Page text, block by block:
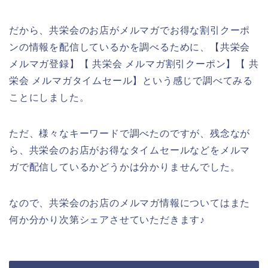
だから、共栄会のお店がメルマガでお得な割引クーポ
ンの情報を配信しているかを調べるために、【共栄会
メルマガ登録】【 共栄会 メルマガ割引クーポン】【 共
栄会 メルマガタイムセール】という感じで調べてみる
ことにしました。
ただ、様々なキーワードで調べたのですが、残念なが
ら、共栄会のお店がお得なタイムセールなどをメルマ
ガで配信しているかどうかは分かりませんでした。
なので、共栄会のお店のメルマガ情報についてはまた
何か分かり次第シェアさせていただきます♪